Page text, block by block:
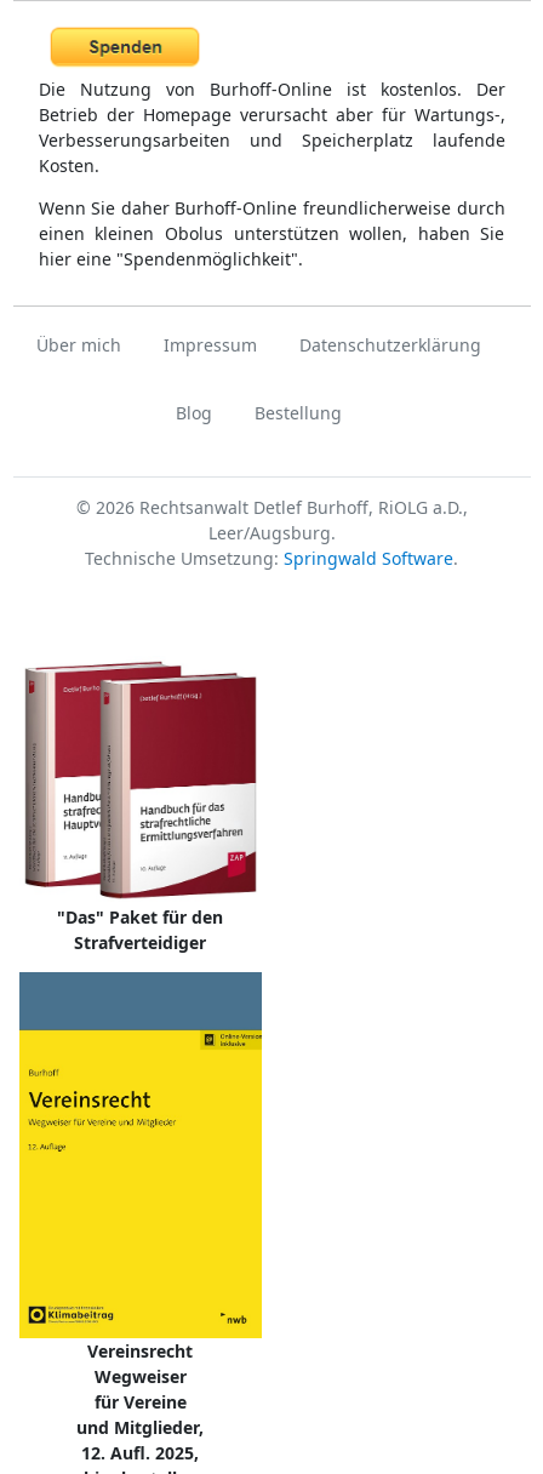
Die Nutzung von Burhoff-Online ist kostenlos. Der
Betrieb der Homepage verursacht aber für Wartungs-,
Verbesserungsarbeiten und Speicherplatz laufende
Kosten.
Wenn Sie daher Burhoff-Online freundlicherweise durch
einen kleinen Obolus unterstützen wollen, haben Sie
hier eine "Spendenmöglichkeit".
Über mich Impressum Datenschutzerklärung
Blog Bestellung
© 2026 Rechtsanwalt Detlef Burhoff, RiOLG a.D.,
Leer/Augsburg.
Technische Umsetzung: Springwald Software.
"Das" Paket für den
Strafverteidiger
Vereinsrecht
Wegweiser
für Vereine
und Mitglieder,
12. Aufl. 2025,